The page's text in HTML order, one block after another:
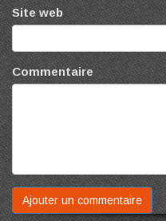
Site web
Commentaire